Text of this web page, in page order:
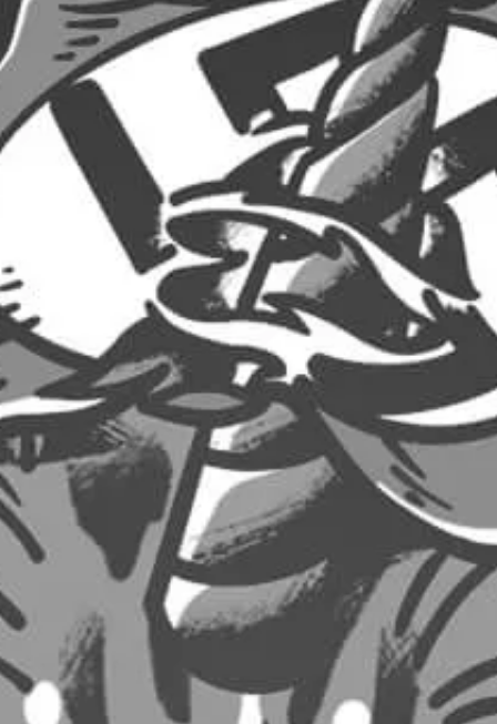
14,00 14,00€
23,00€
25,00 €